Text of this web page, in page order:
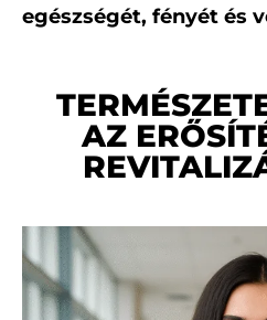
egészségét, fényét és
AZ